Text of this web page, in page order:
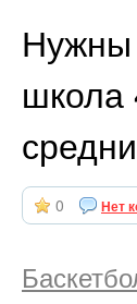
Нужны
школа
0 Нет